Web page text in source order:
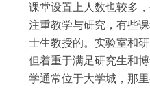
课堂设置上人数也较多
注重教学与研究，有些
士生教授的。实验室和
但着重于满足研究生和
学通常位于大学城，那